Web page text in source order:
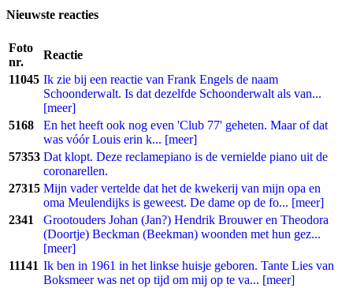
Nieuwste reacties
Foto
nr.
Reactie
11045 Ik zie bij een reactie van Frank Engels de naam
Schoonderwalt. Is dat dezelfde Schoonderwalt als van...
[meer]
5168
En het heeft ook nog even 'Club 77' geheten. Maar of dat
was vóór Louis erin k... [meer]
57353 Dat klopt. Deze reclamepiano is de vernielde piano uit de
coronarellen.
27315 Mijn vader vertelde dat het de kwekerij van mijn opa en
oma Meulendijks is geweest. De dame op de fo... [meer]
2341
Grootouders Johan (Jan?) Hendrik Brouwer en Theodora
(Doortje) Beckman (Beekman) woonden met hun gez...
[meer]
11141 Ik ben in 1961 in het linkse huisje geboren. Tante Lies van
Boksmeer was net op tijd om mij op te va... [meer]